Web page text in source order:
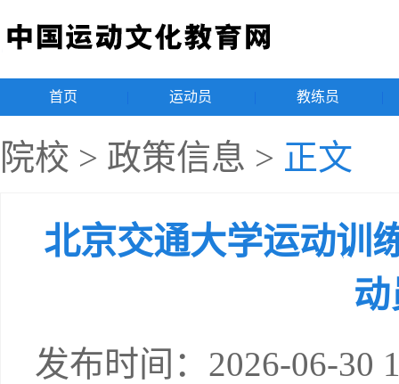
首页 运动员 教练员
院校 > 政策信息 > 正文
北京交通大学运动训
发布时间：2026-06-